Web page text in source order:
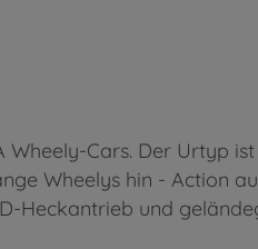
Cars. Der Urtyp
Wheelys hin - Action
Heckantrieb und